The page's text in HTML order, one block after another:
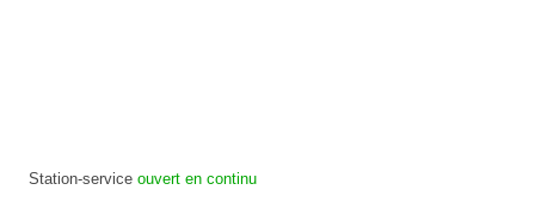
Station-service ouvert en continu